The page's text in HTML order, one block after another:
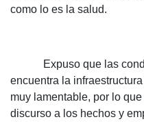
como lo es la salud.
Expuso que las
encuentra la
muy lamentable, por lo
discurso a los hechos y